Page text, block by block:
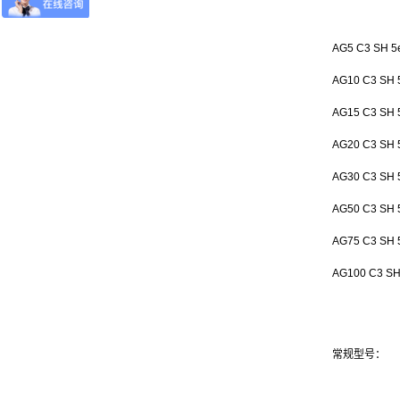
AG5 C3 SH
AG10 C3 SH
AG15 C3 SH
AG20 C3 SH
AG30 C3 SH
AG50 C3 SH
AG75 C3 SH
AG100 C3
常规型号：